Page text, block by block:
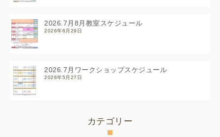
2026.7月8月教室スケジュール
2026年6月29日
2026.7月ワークショップスケジュール
2026年5月27日
カテゴリー